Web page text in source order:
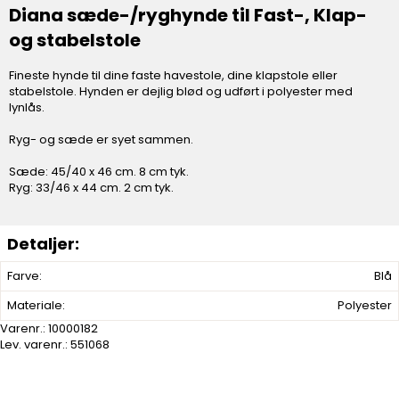
Farve:
Blå
Materiale:
Polyester
Varenr.: 10000182
Lev. varenr.: 551068
Diana sæde-/ryghynde til Fast-, Klap-
og stabelstole
Fineste hynde til dine faste havestole, dine klapstole eller
stabelstole. Hynden er dejlig blød og udført i polyester med
lynlås.
Ryg- og sæde er syet sammen.
Sæde: 45/40 x 46 cm. 8 cm tyk.
Ryg: 33/46 x 44 cm. 2 cm tyk.